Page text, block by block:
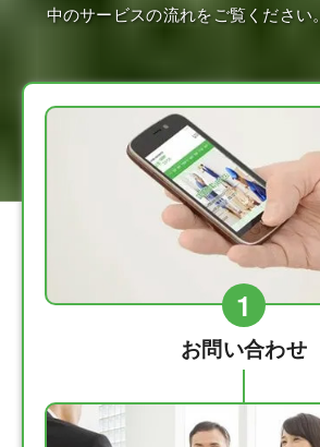
中のサービスの流れをご覧ください。
1
お問い合わせ